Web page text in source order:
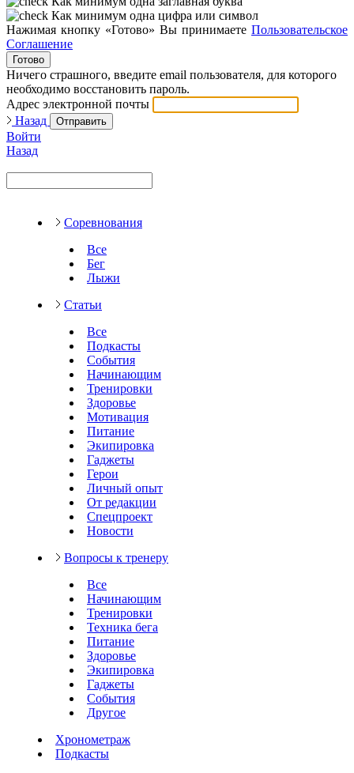
Как минимум одна цифра или символ
Нажимая кнопку «Готово» Вы принимаете Пользовательское
Соглашение
Готово
Ничего страшного, введите email пользователя, для которого
необходимо восстановить пароль.
Адрес электронной почты
Назад
Отправить
Войти
Назад
Соревнования
Все
Бег
Лыжи
Статьи
Все
Подкасты
События
Начинающим
Тренировки
Здоровье
Мотивация
Питание
Экипировка
Гаджеты
Герои
Личный опыт
От редакции
Спецпроект
Новости
Вопросы к тренеру
Все
Начинающим
Тренировки
Техника бега
Питание
Здоровье
Экипировка
Гаджеты
События
Другое
Хронометраж
Подкасты